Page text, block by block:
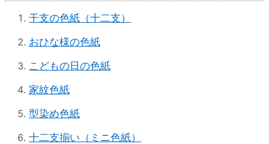
干支の色紙（十二支）
おひな様の色紙
こどもの日の色紙
家紋色紙
型染め色紙
十二支揃い（ミニ色紙）